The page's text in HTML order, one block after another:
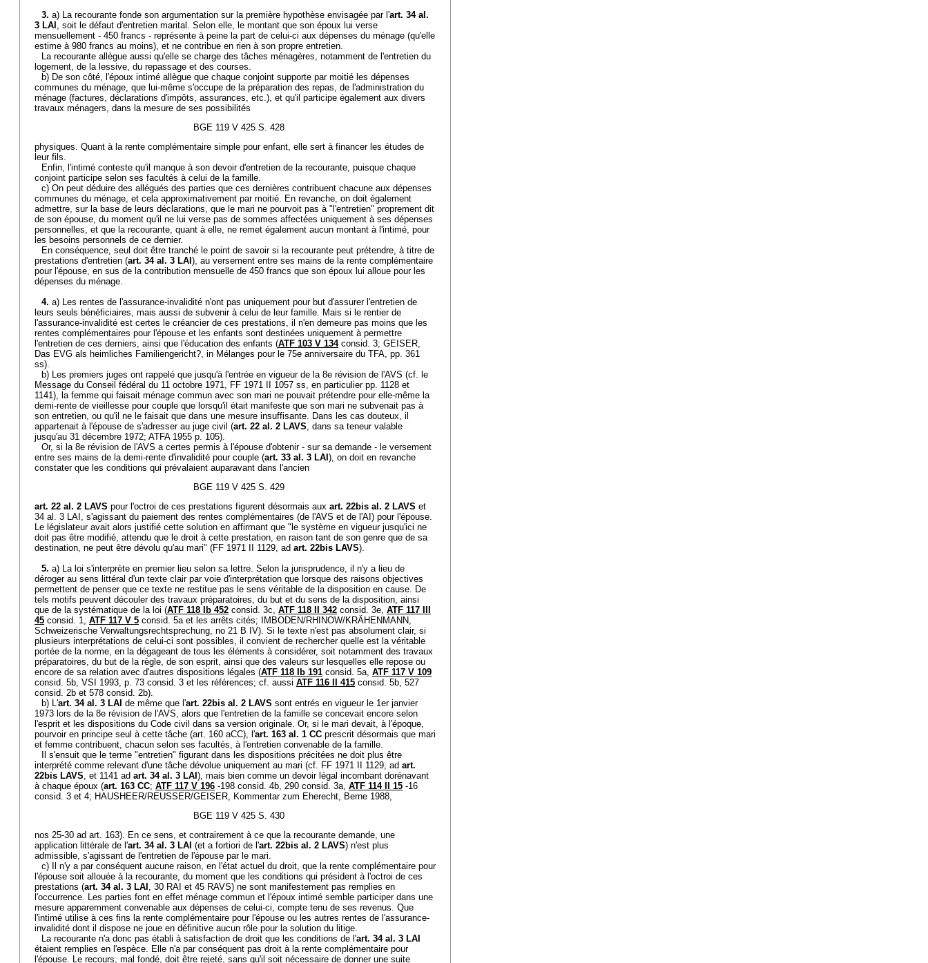
3. a) La recourante fonde son argumentation sur la première hypothèse envisagée par l'art. 34 al.
3 LAI , soit le défaut d'entretien marital. Selon elle, le montant que son époux lui verse
mensuellement - 450 francs - représente à peine la part de celui-ci aux dépenses du ménage (qu'elle
estime à 980 francs au moins), et ne contribue en rien à son propre entretien.
La recourante allègue aussi qu'elle se charge des tâches ménagères, notamment de l'entretien du
logement, de la lessive, du repassage et des courses.
b) De son côté, l'époux intimé allègue que chaque conjoint supporte par moitié les dépenses
communes du ménage, que lui-même s'occupe de la préparation des repas, de l'administration du
ménage (factures, déclarations d'impôts, assurances, etc.), et qu'il participe également aux divers
travaux ménagers, dans la mesure de ses possibilités
BGE 119 V 425 S. 428
physiques. Quant à la rente complémentaire simple pour enfant, elle sert à financer les études de
leur fils.
Enfin, l'intimé conteste qu'il manque à son devoir d'entretien de la recourante, puisque chaque
conjoint participe selon ses facultés à celui de la famille.
c) On peut déduire des allégués des parties que ces dernières contribuent chacune aux dépenses
communes du ménage, et cela approximativement par moitié. En revanche, on doit également
admettre, sur la base de leurs déclarations, que le mari ne pourvoit pas à "l'entretien" proprement dit
de son épouse, du moment qu'il ne lui verse pas de sommes affectées uniquement à ses dépenses
personnelles, et que la recourante, quant à elle, ne remet également aucun montant à l'intimé, pour
les besoins personnels de ce dernier.
En conséquence, seul doit être tranché le point de savoir si la recourante peut prétendre, à titre de
prestations d'entretien (art. 34 al. 3 LAI ), au versement entre ses mains de la rente complémentaire
pour l'épouse, en sus de la contribution mensuelle de 450 francs que son époux lui alloue pour les
dépenses du ménage.
4. a) Les rentes de l'assurance-invalidité n'ont pas uniquement pour but d'assurer l'entretien de
leurs seuls bénéficiaires, mais aussi de subvenir à celui de leur famille. Mais si le rentier de
l'assurance-invalidité est certes le créancier de ces prestations, il n'en demeure pas moins que les
rentes complémentaires pour l'épouse et les enfants sont destinées uniquement à permettre
l'entretien de ces derniers, ainsi que l'éducation des enfants (ATF 103 V 134consid. 3; GEISER,
Das EVG als heimliches Familiengericht?, in Mélanges pour le 75e anniversaire du TFA, pp. 361
ss).
b) Les premiers juges ont rappelé que jusqu'à l'entrée en vigueur de la 8e révision de l'AVS (cf. le
Message du Conseil fédéral du 11 octobre 1971, FF 1971 II 1057 ss, en particulier pp. 1128 et
1141), la femme qui faisait ménage commun avec son mari ne pouvait prétendre pour elle-même la
demi-rente de vieillesse pour couple que lorsqu'il était manifeste que son mari ne subvenait pas à
son entretien, ou qu'il ne le faisait que dans une mesure insuffisante. Dans les cas douteux, il
appartenait à l'épouse de s'adresser au juge civil (art. 22 al. 2 LAVS, dans sa teneur valable
jusqu'au 31 décembre 1972; ATFA 1955 p. 105).
Or, si la 8e révision de l'AVS a certes permis à l'épouse d'obtenir - sur sa demande - le versement
entre ses mains de la demi-rente d'invalidité pour couple (art. 33 al. 3 LAI ), on doit en revanche
constater que les conditions qui prévalaient auparavant dans l'ancien
BGE 119 V 425 S. 429
art. 22 al. 2 LAVS pour l'octroi de ces prestations figurent désormais aux art. 22bis al. 2 LAVS et
34 al. 3 LAI, s'agissant du paiement des rentes complémentaires (de l'AVS et de l'AI) pour l'épouse.
Le législateur avait alors justifié cette solution en affirmant que "le système en vigueur jusqu'ici ne
doit pas être modifié, attendu que le droit à cette prestation, en raison tant de son genre que de sa
destination, ne peut être dévolu qu'au mari" (FF 1971 II 1129, ad art. 22bis LAVS).
5. a) La loi s'interprète en premier lieu selon sa lettre. Selon la jurisprudence, il n'y a lieu de
déroger au sens littéral d'un texte clair par voie d'interprétation que lorsque des raisons objectives
permettent de penser que ce texte ne restitue pas le sens véritable de la disposition en cause. De
tels motifs peuvent découler des travaux préparatoires, du but et du sens de la disposition, ainsi
que de la systématique de la loi (ATF 118 Ib 452 consid. 3c, ATF 118 II 342 consid. 3e, ATF 117 III
45 consid. 1, ATF 117 V 5 consid. 5a et les arrêts cités; IMBODEN/RHINOW/KRÄHENMANN,
Schweizerische Verwaltungsrechtsprechung, no 21 B IV). Si le texte n'est pas absolument clair, si
plusieurs interprétations de celui-ci sont possibles, il convient de rechercher quelle est la véritable
portée de la norme, en la dégageant de tous les éléments à considérer, soit notamment des travaux
préparatoires, du but de la règle, de son esprit, ainsi que des valeurs sur lesquelles elle repose ou
encore de sa relation avec d'autres dispositions légales (ATF 118 Ib 191 consid. 5a, ATF 117 V 109
consid. 5b, VSI 1993, p. 73 consid. 3 et les références; cf. aussi ATF 116 II 415 consid. 5b, 527
consid. 2b et 578 consid. 2b).
b) L'art. 34 al. 3 LAI de même que l'art. 22bis al. 2 LAVS sont entrés en vigueur le 1er janvier
1973 lors de la 8e révision de l'AVS, alors que l'entretien de la famille se concevait encore selon
l'esprit et les dispositions du Code civil dans sa version originale. Or, si le mari devait, à l'époque,
pourvoir en principe seul à cette tâche (art. 160 aCC), l'art. 163 al. 1 CC prescrit désormais que mari
et femme contribuent, chacun selon ses facultés, à l'entretien convenable de la famille.
Il s'ensuit que le terme "entretien" figurant dans les dispositions précitées ne doit plus être
interprété comme relevant d'une tâche dévolue uniquement au mari (cf. FF 1971 II 1129, ad art.
22bis LAVS, et 1141 ad art. 34 al. 3 LAI ), mais bien comme un devoir légal incombant dorénavant
à chaque époux (art. 163 CC; ATF 117 V 196 -198 consid. 4b, 290 consid. 3a, ATF 114 II 15 -16
consid. 3 et 4; HAUSHEER/REUSSER/GEISER, Kommentar zum Eherecht, Berne 1988,
BGE 119 V 425 S. 430
nos 25-30 ad art. 163). En ce sens, et contrairement à ce que la recourante demande, une
application littérale de l'art. 34 al. 3 LAI (et a fortiori de l'art. 22bis al. 2 LAVS) n'est plus
admissible, s'agissant de l'entretien de l'épouse par le mari.
c) Il n'y a par conséquent aucune raison, en l'état actuel du droit, que la rente complémentaire pour
l'épouse soit allouée à la recourante, du moment que les conditions qui président à l'octroi de ces
prestations (art. 34 al. 3 LAI , 30 RAI et 45 RAVS) ne sont manifestement pas remplies en
l'occurrence. Les parties font en effet ménage commun et l'époux intimé semble participer dans une
mesure apparemment convenable aux dépenses de celui-ci, compte tenu de ses revenus. Que
l'intimé utilise à ces fins la rente complémentaire pour l'épouse ou les autres rentes de l'assurance-
invalidité dont il dispose ne joue en définitive aucun rôle pour la solution du litige.
La recourante n'a donc pas établi à satisfaction de droit que les conditions de l'art. 34 al. 3 LAI
étaient remplies en l'espèce. Elle n'a par conséquent pas droit à la rente complémentaire pour
l'épouse. Le recours, mal fondé, doit être rejeté, sans qu'il soit nécessaire de donner une suite